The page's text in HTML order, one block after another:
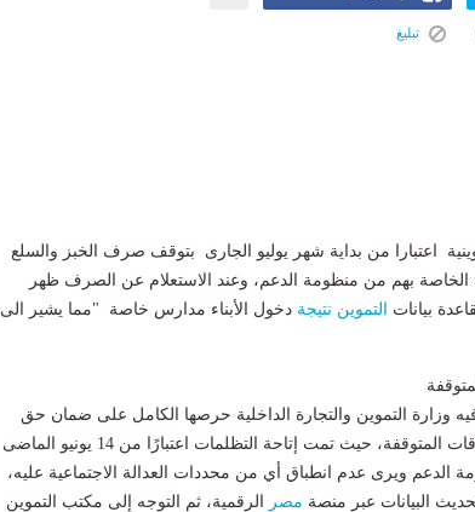
تبليغ
اعتبارا من بداية شهر يوليو الجارى بتوقف صرف الخبز والسلع
الخاصة بهم من منظومة الدعم، وعند الاستعلام عن الصرف ظهر
بيانات
التموين نتيجة دخول الأبناء مدارس خاصة "مما يشير الى
وزارة التموين والتجارة الداخلية حرصها الكامل على ضمان حق
المواطنين في التظلم، بسبب البطاقات المتوقفة، حيث تمت إتاحة التظلمات اعتبارًا من 14 يونيو الماضى
الدعم ويرى عدم انطباق أي من محددات العدالة الاجتماعية عليه،
البيانات عبر منصة مصر
الرقمية، ثم التوجه إلى مكتب التموين